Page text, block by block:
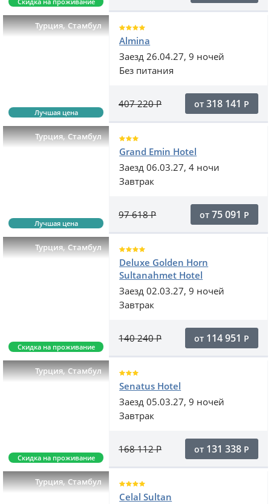
Турция,Стамбул
Лучшая цена
Almina
Заезд 26.04.27, 9 ночей
Без питания
407 220Р от 318 141 Р
Турция,Стамбул
Лучшая цена
Grand Emin Hotel
Заезд 06.03.27, 4 ночи
Завтрак
97 618Р от 75 091 Р
Турция,Стамбул
Скидка на проживание
Deluxe Golden Horn
Sultanahmet Hotel
Заезд 02.03.27, 9 ночей
Завтрак
140 240Р от 114 951 Р
Турция,Стамбул
Скидка на проживание
Senatus Hotel
Заезд 05.03.27, 9 ночей
Завтрак
168 112Р от 131 338 Р
Турция,Стамбул
Celal Sultan